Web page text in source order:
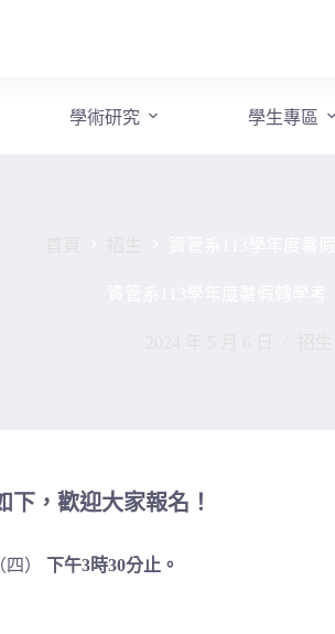
學術研究 學生專區
下，歡迎大家報名！
四） 下午3時30分止。